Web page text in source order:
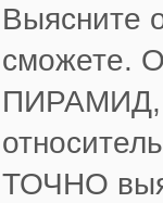
Выясните
сможете.
ТОЧНО